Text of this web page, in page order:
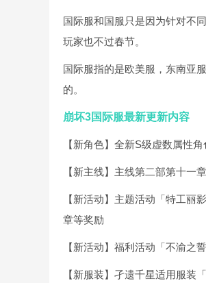
国际服和国服只是因为针对不
玩家也不过春节。
国际服指的是欧美服，东南亚
的。
崩坏3国际服最新更新内容
【新角色】全新S级虚数属性
【新主线】主线第二部第十一
【新活动】主题活动「特工丽
章等奖励
【新活动】福利活动「不渝之
【新服装】孑遗千星适用服装